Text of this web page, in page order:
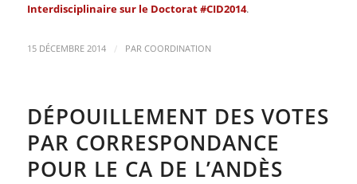
Interdisciplinaire sur le Doctorat #CID2014.
15 DÉCEMBRE 2014 / PAR COORDINATION
DÉPOUILLEMENT DES VOTES
PAR CORRESPONDANCE
POUR LE CA DE L’ANDÈS